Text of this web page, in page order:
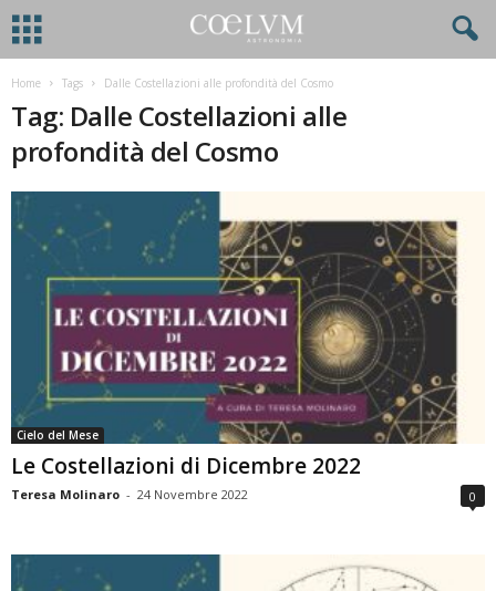
Home Tags Dalle Costellazioni alle profondità del Cosmo
Tag: Dalle Costellazioni alle
profondità del Cosmo
Cielo del Mese
Le Costellazioni di Dicembre 2022
Teresa Molinaro - 24 Novembre 2022 0